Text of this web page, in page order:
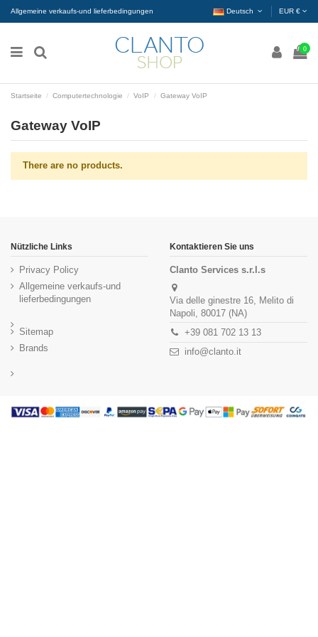
Allgemeine verkaufs-und lieferbedingungen Deutsch EUR €
0
Startseite Computertechnologie VoIP Gateway VoIP
Gateway VoIP
There are no products.
Nützliche Links
Privacy Policy
Allgemeine verkaufs-und
lieferbedingungen
Sitemap
Brands
Kontaktieren Sie uns
Clanto Services s.r.l.s
Via delle ginestre 16, Melito di
Napoli, 80017 (NA)
+39 081 702 13 13
info@clanto.it